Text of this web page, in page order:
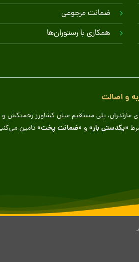
ضمانت مرجوعی
همکاری با رستوران‌ها
مازندران، پلی مستقیم میان کشاورز
«یکدستی بار»و «ضمانت پخت»تامین